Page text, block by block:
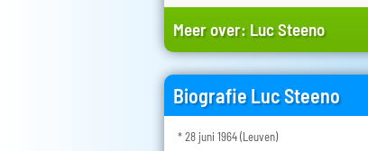
Meer over: Luc Steeno
Biografie Luc Steeno
* 28 juni 1964 (Leuven)